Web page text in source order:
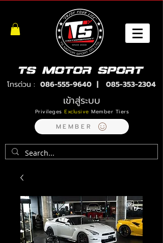
โทรด่วน : 086-555-9640| 085-353-2304
เข้าสู่ระบบ
PrivilegesExclusive Member Tiers
MEMBER